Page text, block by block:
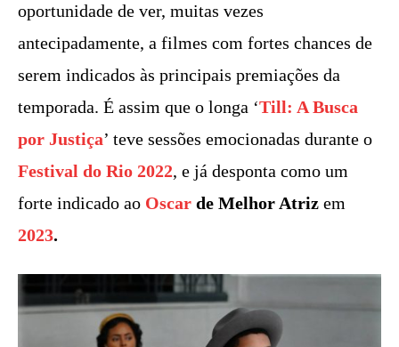
oportunidade de ver, muitas vezes
antecipadamente, a filmes com fortes chances de
serem indicados às principais premiações da
temporada. É assim que o longa ‘Till: A Busca
por Justiça’ teve sessões emocionadas durante o
Festival do Rio 2022, e já desponta como um
forte indicado ao Oscar de Melhor Atriz em
2023.